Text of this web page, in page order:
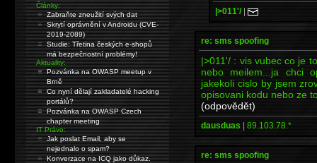
|>011'/ |
re: sms spoofing
|>011'/ : vis vubec co je
nebo meilem...ja chci
jakekoli cislo by jsem
opisovani kodu nebo ze
(odpovědět)
dausduas | 89.103.78.*
re: sms spoofing
Články:
Zabraňte zneužití svých dat
Skrytí oprávnění v Androidu (CVE-
2019-2089)
Studie: Třetina českých e-shopů
má bezpečnostní problémy!
Aktuality:
Pozvánka na OWASP meetup v
Brně
Co nyní dělají zakladatelé hacking
portálů?
Pozvánka na OWASP Czech
chapter meeting
IT Právo:
Jak poslat Email, aby se
nejednalo o spam?
Konverzace na ICQ jako důkaz.